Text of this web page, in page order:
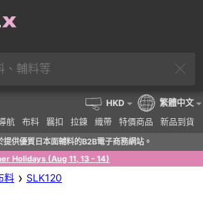
航 布料 羈扣 拉鍊 織帶 特價商品 新品到貨
HKD 繁體中文
供優質日本面輔料的B2B電子商務網站。
Holidays (Aug 11, 13 - 14)
料 › SLK120